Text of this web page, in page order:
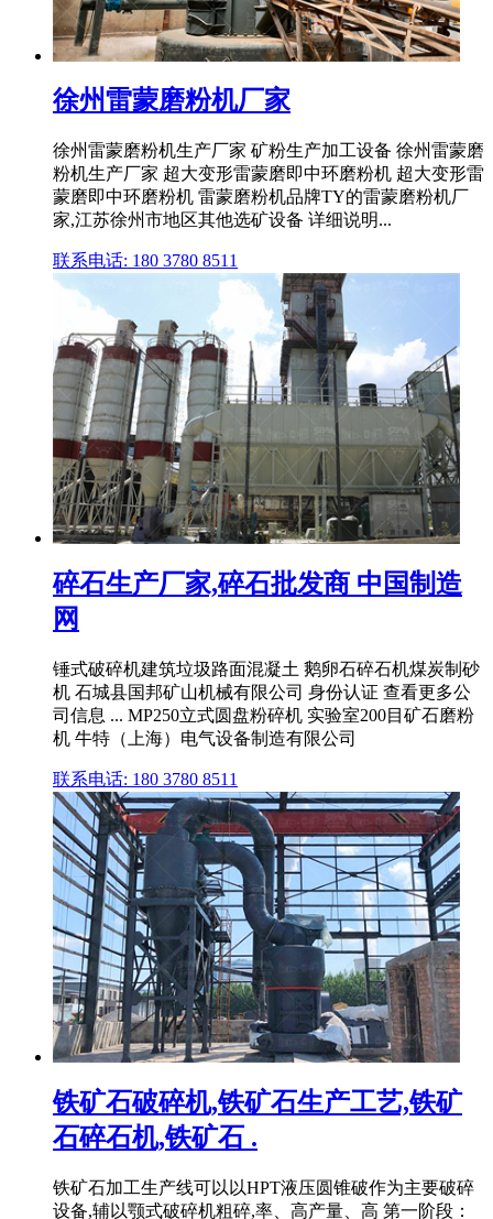
徐州雷蒙磨粉机厂家
徐州雷蒙磨粉机生产厂家 矿粉生产加工设备 徐州雷蒙磨
粉机生产厂家 超大变形雷蒙磨即中环磨粉机 超大变形雷
蒙磨即中环磨粉机 雷蒙磨粉机品牌TY的雷蒙磨粉机厂
家,江苏徐州市地区其他选矿设备 详细说明...
联系电话: 180 3780 8511
碎石生产厂家,碎石批发商 中国制造
网
锤式破碎机建筑垃圾路面混凝土 鹅卵石碎石机煤炭制砂
机 石城县国邦矿山机械有限公司 身份认证 查看更多公
司信息 ... MP250立式圆盘粉碎机 实验室200目矿石磨粉
机 牛特（上海）电气设备制造有限公司
联系电话: 180 3780 8511
铁矿石破碎机,铁矿石生产工艺,铁矿
石碎石机,铁矿石 .
铁矿石加工生产线可以以HPT液压圆锥破作为主要破碎
设备,辅以颚式破碎机粗碎,率、高产量、高 第一阶段：